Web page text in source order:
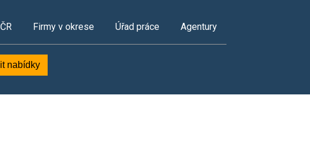
Firmy v okrese Úřad práce Agentury
nabídky